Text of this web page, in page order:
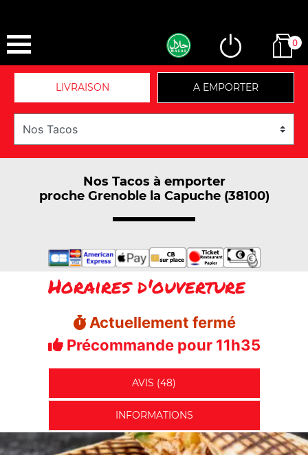
0
LIVRAISON A EMPORTER
Nos Tacos à emporter
proche Grenoble la Capuche (38100)
Horaires d'ouverture
Actuellement fermé
Précommande pour 11h35
AVIS (48)
INFORMATIONS